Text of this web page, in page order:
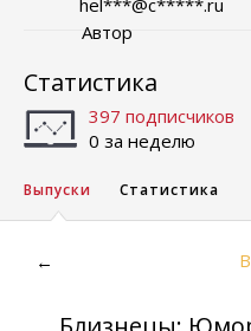
Автор
hel***@c*****.ru
Статистика
397 подписчиков
0 за неделю
Выпуски Статистика
←